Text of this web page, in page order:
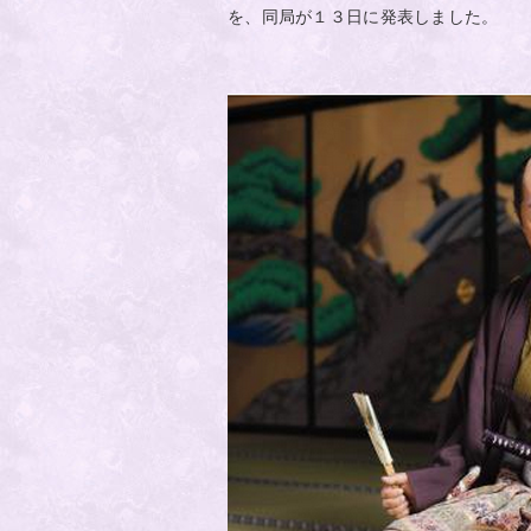
を、同局が１３日に発表しました。